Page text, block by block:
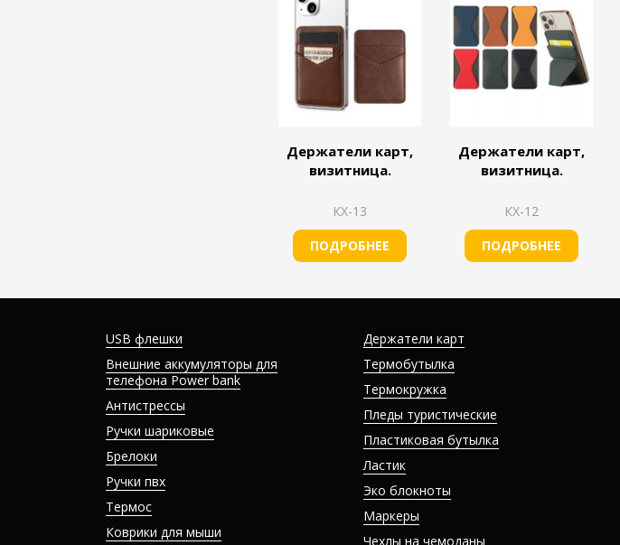
Держатели карт,
визитница.
КХ-13
ПОДРОБНЕЕ
Держатели карт,
визитница.
КХ-12
ПОДРОБНЕЕ
USB флешки
Внешние аккумуляторы для
телефона Power bank
Антистрессы
Ручки шариковые
Брелоки
Ручки пвх
Термос
Коврики для мыши
Держатели карт
Термобутылка
Термокружка
Пледы туристические
Пластиковая бутылка
Ластик
Эко блокноты
Маркеры
Чехлы на чемоданы